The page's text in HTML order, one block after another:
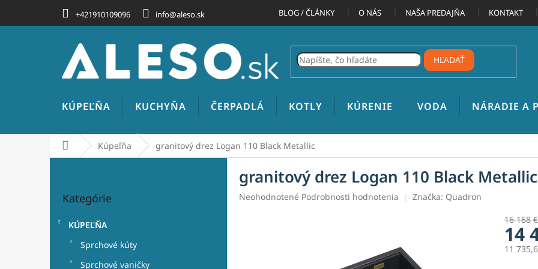
obsah
+421910109096 info@aleso.sk BLOG / ČLÁNKY O NÁS NAŠA PREDAJŇA KONTAKT
HĽADAŤ
KÚPEĽŇA KUCHYŇA ČERPADLÁ KOTLY KÚRENIE VODA NÁRADIE A
DomovKúpeľňa granitový drez Logan 110 Black Metallic
kategórie
Kategórie
KÚPEĽŇA
Sprchové kúty
Sprchové vaničky
granitový drez Logan 110 Black Metallic
Priemerné
Neohodnotené Podrobnosti hodnotenia Značka: Quadron
16 168 €
14
11